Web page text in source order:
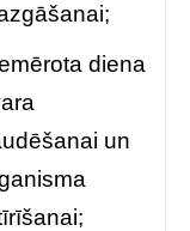
diena
un